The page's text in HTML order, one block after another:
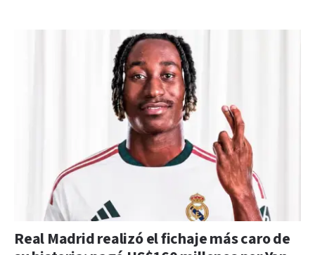
Real Madrid realizó el fichaje más caro de